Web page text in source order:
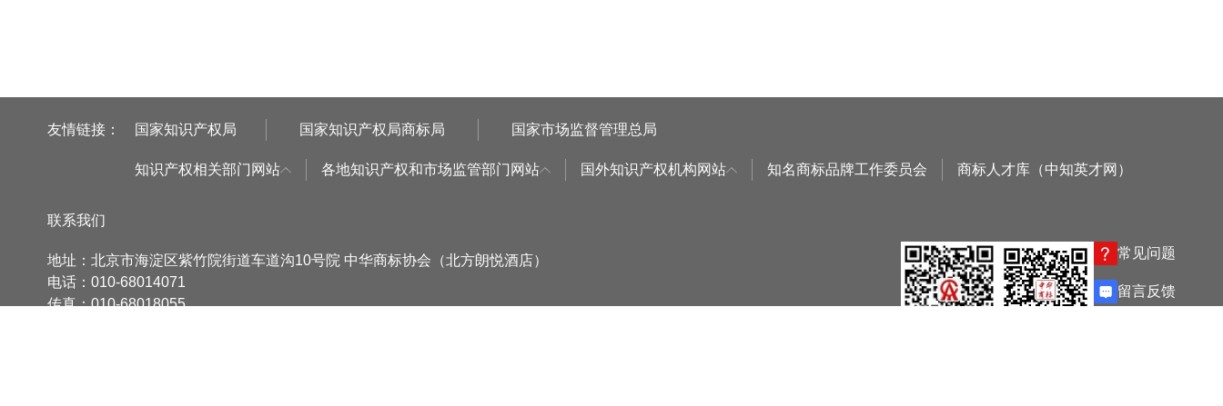
友情链接： 国家知识产权局 国家知识产权局商标局 国家市场监督管理总局
知识产权相关部门网站 各地知识产权和市场监管部门网站 国外知识产权机构网站 知名商标品牌工作委员会 商标人才库（中知英才网）
联系我们
地址：北京市海淀区紫竹院街道车道沟10号院 中华商标协会（北方朗悦酒店）
电话：010-68014071
传真：010-68018055
常见问题
留言反馈